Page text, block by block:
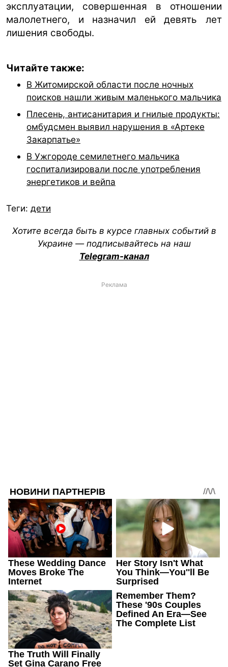
эксплуатации, совершенная в отношении
малолетнего, и назначил ей девять лет
лишения свободы.
Читайте также:
В Житомирской области после ночных
поисков нашли живым маленького мальчика
Плесень, антисанитария и гнилые продукты:
омбудсмен выявил нарушения в «Артеке
Закарпатье»
В Ужгороде семилетнего мальчика
госпитализировали после употребления
энергетиков и вейпа
Теги: дети
Хотите всегда быть в курсе главных событий в
Украине — подписывайтесь на наш
Telegram-канал
Реклама